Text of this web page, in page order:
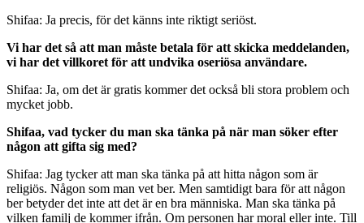
Shifaa: Ja precis, för det känns inte riktigt seriöst.
Vi har det så att man måste betala för att skicka meddelanden,
vi har det villkoret för att undvika oseriösa användare.
Shifaa: Ja, om det är gratis kommer det också bli stora problem och
mycket jobb.
Shifaa, vad tycker du man ska tänka på när man söker efter
någon att gifta sig med?
Shifaa: Jag tycker att man ska tänka på att hitta någon som är
religiös. Någon som man vet ber. Men samtidigt bara för att någon
ber betyder det inte att det är en bra människa. Man ska tänka på
vilken familj de kommer ifrån. Om personen har moral eller inte. Till